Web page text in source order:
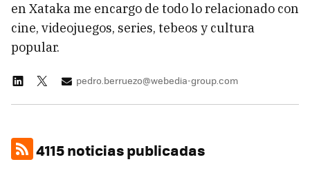
en Xataka me encargo de todo lo relacionado con
cine, videojuegos, series, tebeos y cultura
popular.
pedro.berruezo@webedia-group.com
4115 noticias publicadas